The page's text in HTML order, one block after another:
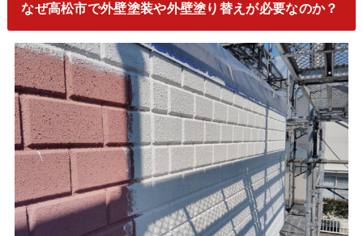
なぜ高松市で外壁塗装や外壁塗り替えが必要なのか？